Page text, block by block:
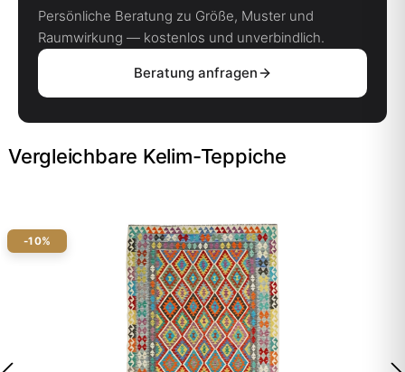
Persönliche Beratung zu Größe, Muster und
Raumwirkung — kostenlos und unverbindlich.
Beratung anfragen
Vergleichbare Kelim-Teppiche
-10%